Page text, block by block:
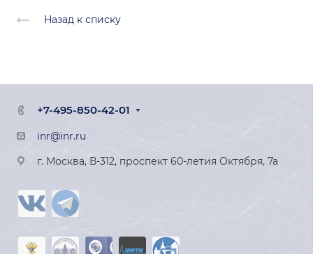
Назад к списку
+7-495-850-42-01
inr@inr.ru
г. Москва, В-312, проспект 60-летия Октября, 7а